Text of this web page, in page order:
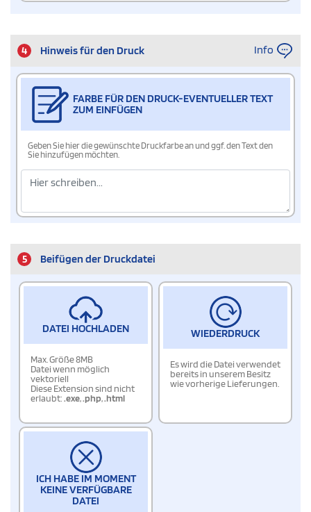
4 Hinweis für den Druck Info
FARBE FÜR DEN DRUCK-EVENTUELLER TEXT
ZUM EINFÜGEN
Geben Sie hier die gewünschte Druckfarbe an und ggf. den Text den
Sie hinzufügen möchten.
5 Beifügen der Druckdatei
DATEI HOCHLADEN
Max. Größe 8MB
Datei wenn möglich
vektoriell
Diese Extension sind nicht
erlaubt:.exe,.php,.html
WIEDERDRUCK
Es wird die Datei verwendet
bereits in unserem Besitz
wie vorherige Lieferungen.
ICH HABE IM MOMENT
KEINE VERFÜGBARE
DATEI